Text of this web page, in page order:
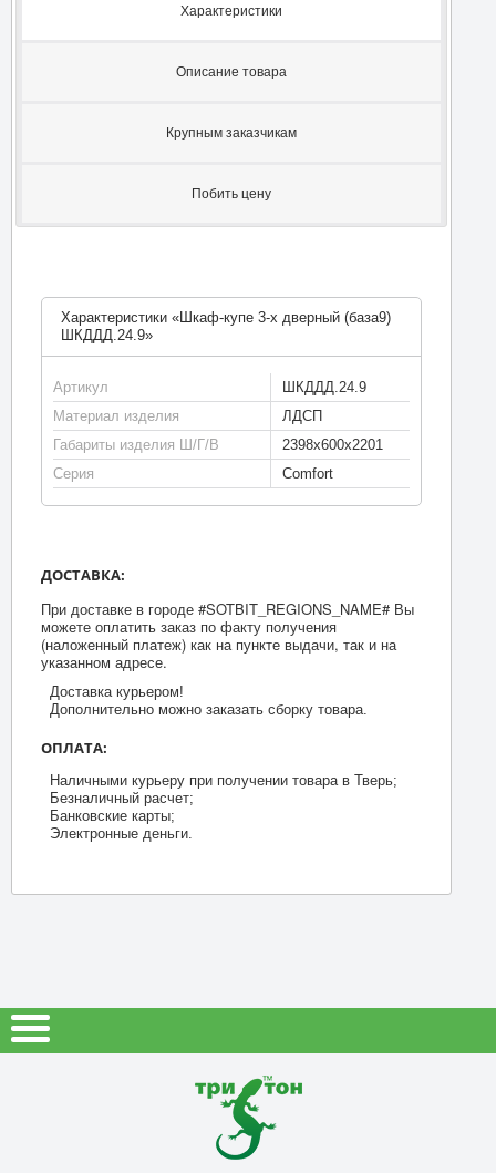
Характеристики
Описание товара
Крупным заказчикам
Побить цену
Характеристики «Шкаф-купе 3-х дверный (база9)
ШКДДД.24.9»
Артикул
ШКДДД.24.9
Материал изделия
ЛДСП
Габариты изделия Ш/Г/В
2398х600х2201
Серия
Comfort
ДОСТАВКА:
При доставке в городе #SOTBIT_REGIONS_NAME# Вы
можете оплатить заказ по факту получения
(наложенный платеж) как на пункте выдачи, так и на
указанном адресе.
Доставка курьером!
Дополнительно можно заказать сборку товара.
ОПЛАТА:
Наличными курьеру при получении товара в Тверь;
Безналичный расчет;
Банковские карты;
Электронные деньги.